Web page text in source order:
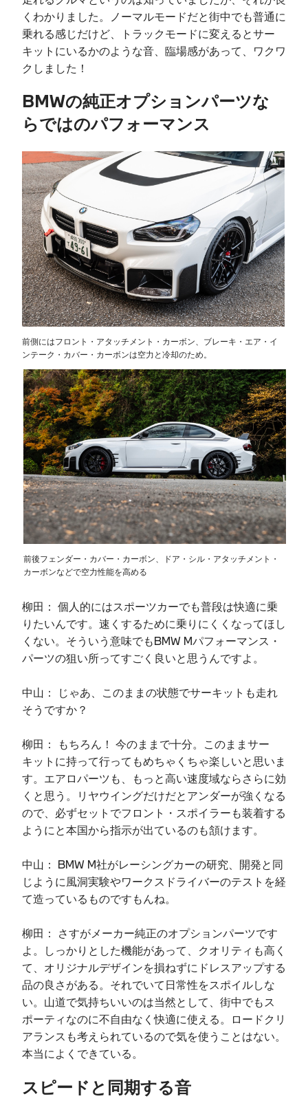
くわかりました。ノーマルモードだと街中でも普通に
乗れる感じだけど、トラックモードに変えるとサー
キットにいるかのような音、臨場感があって、ワクワ
クしました！
BMWの純正オプションパーツな
らではのパフォーマンス
前側にはフロント・アタッチメント・カーボン、ブレーキ・エア・イ
ンテーク・カバー・カーボンは空力と冷却のため。
前後フェンダー・カバー・カーボン、ドア・シル・アタッチメント・
カーボンなどで空力性能を高める
柳田： 個人的にはスポーツカーでも普段は快適に乗
りたいんです。速くするために乗りにくくなってほし
くない。そういう意味でもBMW Mパフォーマンス・
パーツの狙い所ってすごく良いと思うんですよ。
中山： じゃあ、このままの状態でサーキットも走れ
そうですか？
柳田： もちろん！ 今のままで十分。このままサー
キットに持って行ってもめちゃくちゃ楽しいと思いま
す。エアロパーツも、もっと高い速度域ならさらに効
くと思う。リヤウイングだけだとアンダーが強くなる
ので、必ずセットでフロント・スポイラーも装着する
ようにと本国から指示が出ているのも頷けます。
中山： BMW M社がレーシングカーの研究、開発と同
じように風洞実験やワークスドライバーのテストを経
て造っているものですもんね。
柳田： さすがメーカー純正のオプションパーツです
よ。しっかりとした機能があって、クオリティも高く
て、オリジナルデザインを損ねずにドレスアップする
品の良さがある。それでいて日常性をスポイルしな
い。山道で気持ちいいのは当然として、街中でもス
ポーティなのに不自由なく快適に使える。ロードクリ
アランスも考えられているので気を使うことはない。
本当によくできている。
スピードと同期する音